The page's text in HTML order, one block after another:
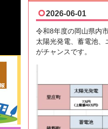
2026-06-01
令和8年度の岡山県内
太陽光発電、蓄電池、
がチャンスです。